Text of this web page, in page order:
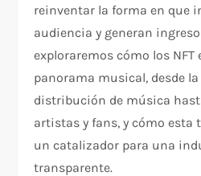
reinventar la forma en que
audiencia y generan
exploraremos cómo los
panorama musical, desde
distribución de música
artistas y fans, y cómo esta
un catalizador para una
transparente.